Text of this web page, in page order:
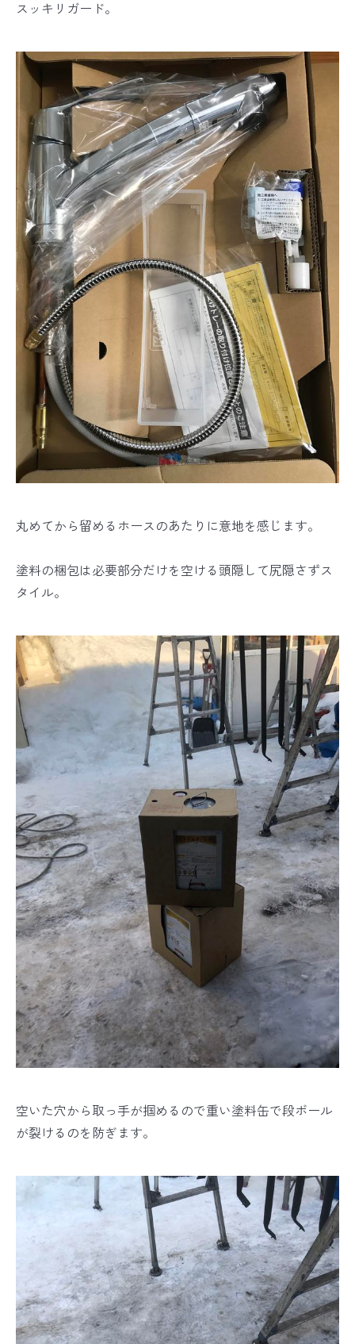
スッキリガード。
丸めてから留めるホースのあたりに意地を感じます。
塗料の梱包は必要部分だけを空ける頭隠して尻隠さずス
タイル。
空いた穴から取っ手が掴めるので重い塗料缶で段ボール
が裂けるのを防ぎます。